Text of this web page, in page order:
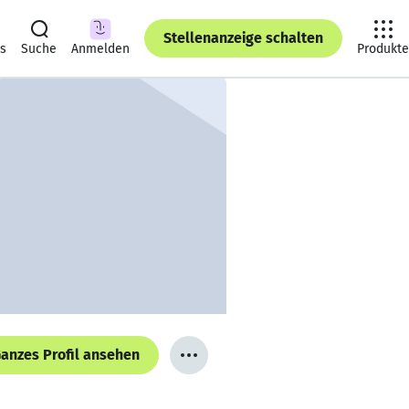
Suche Anmelden
Stellenanzeige schalten
Produkte
Profil ansehen